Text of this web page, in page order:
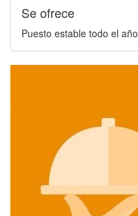
Se ofrece
Puesto estable todo el año